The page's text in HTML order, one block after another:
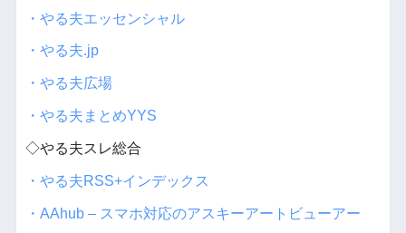
・やる夫エッセンシャル
・やる夫.jp
・やる夫広場
・やる夫まとめYYS
◇やる夫スレ総合
・やる夫RSS+インデックス
・AAhub – スマホ対応のアスキーアートビューアー